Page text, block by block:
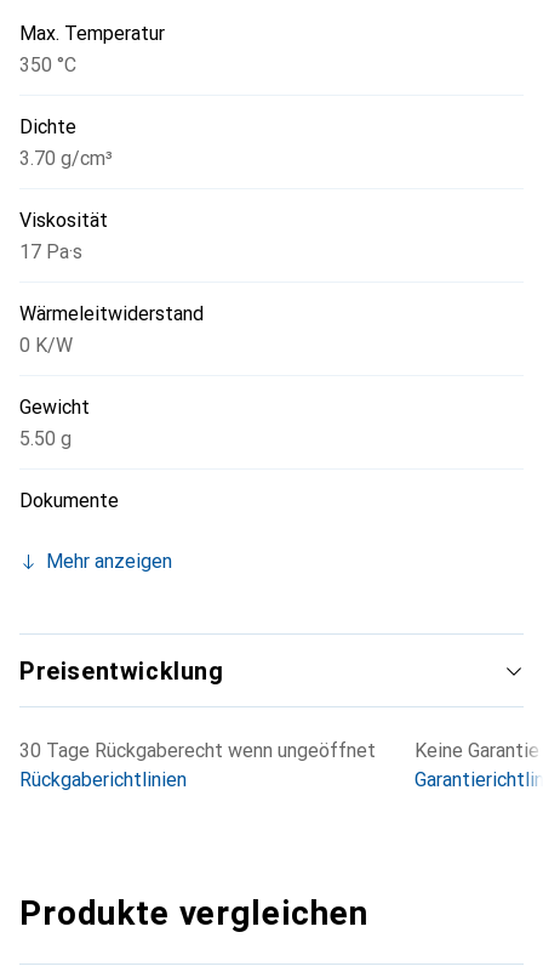
Max. Temperatur
350 °C
Dichte
3.70 g/cm³
Viskosität
17 Pa·s
Wärmeleitwiderstand
0 K/W
Gewicht
5.50 g
Dokumente
Mehr anzeigen
Preisentwicklung
30 Tage Rückgaberecht wenn ungeöffnet
Rückgaberichtlinien
Keine Garantie
Produkte vergleichen